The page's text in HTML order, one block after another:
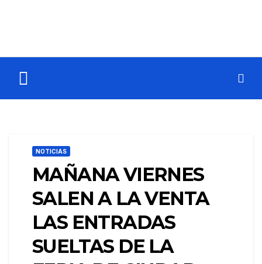
NOTICIAS
MAÑANA VIERNES
SALEN A LA VENTA
LAS ENTRADAS
SUELTAS DE LA